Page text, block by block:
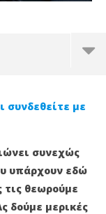
συνδεθείτε με
συνεχώς
υπάρχουν εδώ
τις θεωρούμε
δούμε μερικές